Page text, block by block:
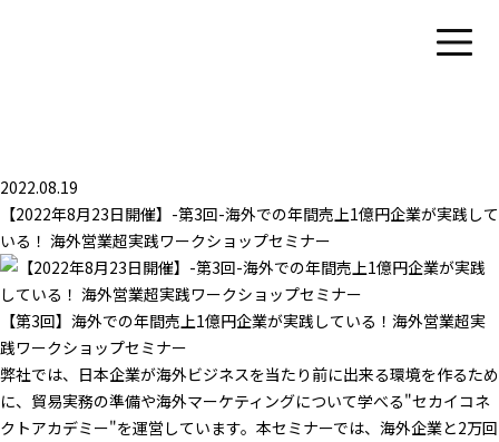
2022.08.19
【2022年8月23日開催】-第3回-海外での年間売上1億円企業が実践して
いる！ 海外営業超実践ワークショップセミナー
【第3回】海外での年間売上1億円企業が実践している！海外営業超実
践ワークショップセミナー
弊社では、日本企業が海外ビジネスを当たり前に出来る環境を作るため
に、貿易実務の準備や海外マーケティングについて学べる"セカイコネ
クトアカデミー"を運営しています。本セミナーでは、海外企業と2万回